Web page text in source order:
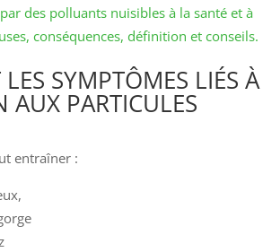
des polluants nuisibles à la santé et à
conséquences, définition et conseils.
SYMPTÔMES LIÉS À
AUX PARTICULES
entraîner :